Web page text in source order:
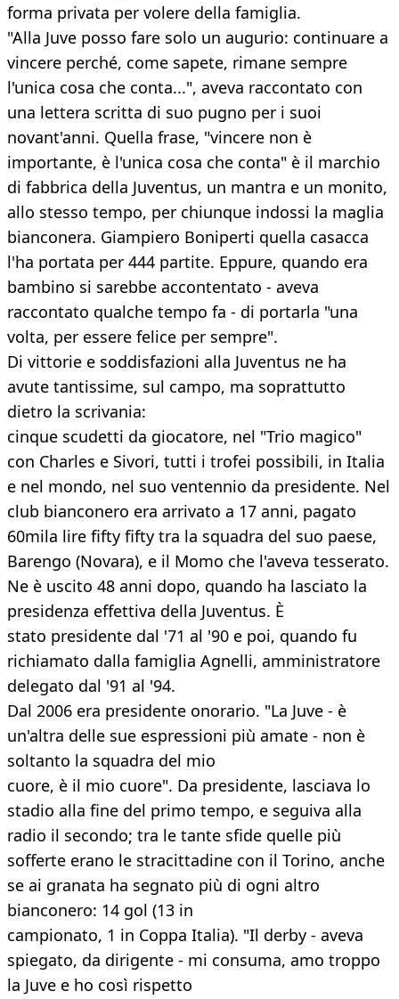
forma privata per volere della famiglia.
"Alla Juve posso fare solo un augurio: continuare a
vincere perché, come sapete, rimane sempre
l'unica cosa che conta...", aveva raccontato con
una lettera scritta di suo pugno per i suoi
novant'anni. Quella frase, "vincere non è
importante, è l'unica cosa che conta" è il marchio
di fabbrica della Juventus, un mantra e un monito,
allo stesso tempo, per chiunque indossi la maglia
bianconera. Giampiero Boniperti quella casacca
l'ha portata per 444 partite. Eppure, quando era
bambino si sarebbe accontentato - aveva
raccontato qualche tempo fa - di portarla "una
volta, per essere felice per sempre".
Di vittorie e soddisfazioni alla Juventus ne ha
avute tantissime, sul campo, ma soprattutto
dietro la scrivania:
cinque scudetti da giocatore, nel "Trio magico"
con Charles e Sivori, tutti i trofei possibili, in Italia
e nel mondo, nel suo ventennio da presidente. Nel
club bianconero era arrivato a 17 anni, pagato
60mila lire fifty fifty tra la squadra del suo paese,
Barengo (Novara), e il Momo che l'aveva tesserato.
Ne è uscito 48 anni dopo, quando ha lasciato la
presidenza effettiva della Juventus. È
stato presidente dal '71 al '90 e poi, quando fu
richiamato dalla famiglia Agnelli, amministratore
delegato dal '91 al '94.
Dal 2006 era presidente onorario. "La Juve - è
un'altra delle sue espressioni più amate - non è
soltanto la squadra del mio
cuore, è il mio cuore". Da presidente, lasciava lo
stadio alla fine del primo tempo, e seguiva alla
radio il secondo; tra le tante sfide quelle più
sofferte erano le stracittadine con il Torino, anche
se ai granata ha segnato più di ogni altro
bianconero: 14 gol (13 in
campionato, 1 in Coppa Italia). "Il derby - aveva
spiegato, da dirigente - mi consuma, amo troppo
la Juve e ho così rispetto